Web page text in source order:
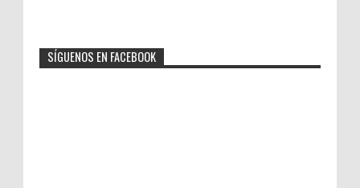
SÍGUENOS EN FACEBOOK